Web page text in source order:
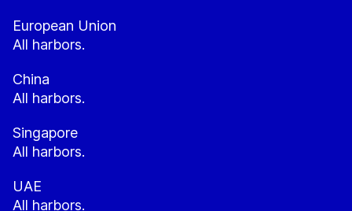
European Union
All harbors.
China
All harbors.
Singapore
All harbors.
UAE
All harbors.